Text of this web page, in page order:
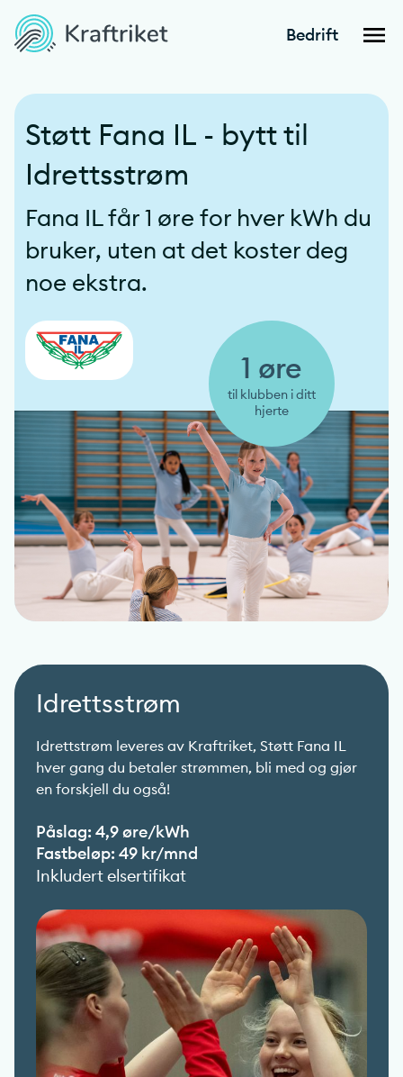
Bedrift
Støtt Fana IL - bytt til
Idrettsstrøm
Fana IL får 1 øre for hver kWh du
bruker, uten at det koster deg
noe ekstra.
1 øre
til klubben i ditt
hjerte
Idrettsstrøm
Idrettstrøm leveres av Kraftriket, Støtt Fana IL
hver gang du betaler strømmen, bli med og gjør
en forskjell du også!
Påslag: 4,9 øre/kWh
Fastbeløp: 49 kr/mnd
Inkludert elsertifikat